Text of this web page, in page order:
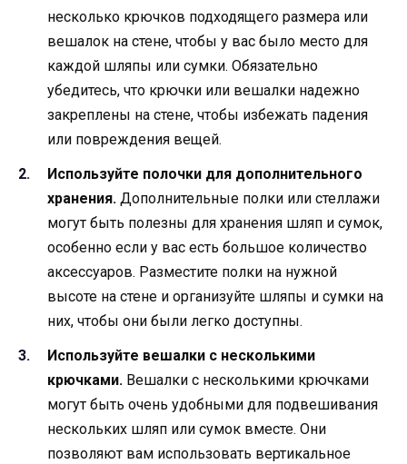
несколько крючков подходящего размера или
вешалок на стене, чтобы у вас было место для
каждой шляпы или сумки. Обязательно
убедитесь, что крючки или вешалки надежно
закреплены на стене, чтобы избежать падения
или повреждения вещей.
Используйте полочки для дополнительного
хранения. Дополнительные полки или стеллажи
могут быть полезны для хранения шляп и сумок,
особенно если у вас есть большое количество
аксессуаров. Разместите полки на нужной
высоте на стене и организуйте шляпы и сумки на
них, чтобы они были легко доступны.
Используйте вешалки с несколькими
крючками. Вешалки с несколькими крючками
могут быть очень удобными для подвешивания
нескольких шляп или сумок вместе. Они
позволяют вам использовать вертикальное